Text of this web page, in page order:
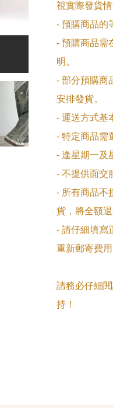
視實際發貨情
- 預購商品的
- 預購商品需
明。
- 部分預購商
安排發貨。
- 運送方式基
- 特定商品需
- 逢星期一及
- 不提供面交
- 所有商品不
貨，將全額退
- 請仔細填寫
重新郵寄費用
請務必仔細
持！